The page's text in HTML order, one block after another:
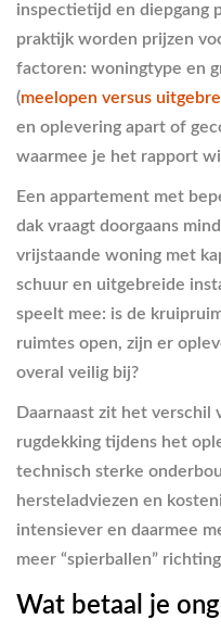
inspectietijd en diepgang
praktijk worden prijzen
factoren: woningtype en
(meelopen versus
en oplevering apart of
waarmee je het rapport
Een appartement met
dak vraagt doorgaans
vrijstaande woning met
schuur en uitgebreide
speelt mee: is de
ruimtes open, zijn er
overal veilig bij?
Daarnaast zit het verschil
rugdekking tijdens het
technisch sterke
hersteladviezen en
intensiever en daarmee
meer “spierballen”
Wat betaal je